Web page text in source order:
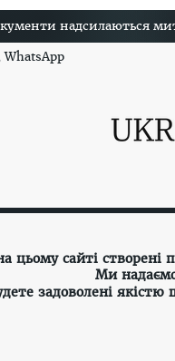
надсилаються
WhatsApp
цьому сайті
Ми
задоволені